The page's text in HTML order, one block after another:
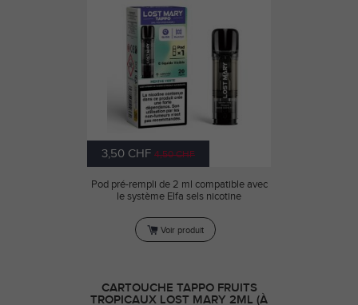
3,50 CHF 4,50 CHF
Pod pré-rempli de 2 ml compatible avec
le système Elfa sels nicotine
Voir produit
CARTOUCHE TAPPO FRUITS
TROPICAUX LOST MARY 2ML (À